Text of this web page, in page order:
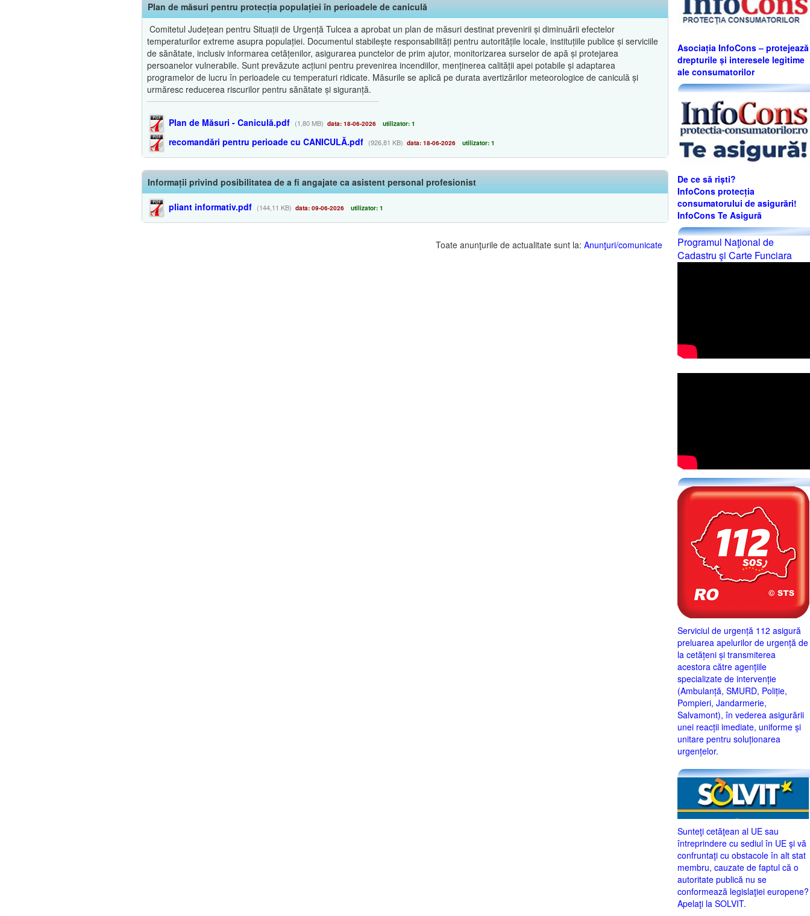
Plan de măsuri pentru protecția populației în perioadele de caniculă
Comitetul Județean pentru Situații de Urgență Tulcea a aprobat un plan de măsuri destinat prevenirii și diminuării efectelor
temperaturilor extreme asupra populației. Documentul stabilește responsabilități pentru autoritățile locale, instituțiile publice și serviciile
de sănătate, inclusiv informarea cetățenilor, asigurarea punctelor de prim ajutor, monitorizarea surselor de apă și protejarea
persoanelor vulnerabile. Sunt prevăzute acțiuni pentru prevenirea incendiilor, menținerea calității apei potabile și adaptarea
programelor de lucru în perioadele cu temperaturi ridicate. Măsurile se aplică pe durata avertizărilor meteorologice de caniculă și
urmăresc reducerea riscurilor pentru sănătate și siguranță.
Plan de Măsuri - Caniculă.pdf (1,80 MB) data: 18-06-2026 utilizator: 1
recomandări pentru perioade cu CANICULĂ.pdf (926,81 KB) data: 18-06-2026 utilizator: 1
Informații privind posibilitatea de a fi angajate ca asistent personal profesionist
pliant informativ.pdf (144,11 KB) data: 09-06-2026 utilizator: 1
Toate anunţurile de actualitate sunt la: Anunţuri/comunicate
Asociația InfoCons – protejează
drepturile și interesele legitime
ale consumatorilor
De ce să riști?
InfoCons protecția
consumatorului de asigurări!
InfoCons Te Asigură
Programul Naţional de
Cadastru şi Carte Funciara
Serviciul de urgență 112 asigură
preluarea apelurilor de urgență de
la cetățeni și transmiterea
acestora către agențiile
specializate de intervenție
(Ambulanță, SMURD, Poliție,
Pompieri, Jandarmerie,
Salvamont), în vederea asigurării
unei reacții imediate, uniforme și
unitare pentru soluționarea
urgențelor.
Sunteţi cetăţean al UE sau
întreprindere cu sediul în UE şi vă
confruntaţi cu obstacole în alt stat
membru, cauzate de faptul că o
autoritate publică nu se
conformează legislaţiei europene?
Apelaţi la SOLVIT.